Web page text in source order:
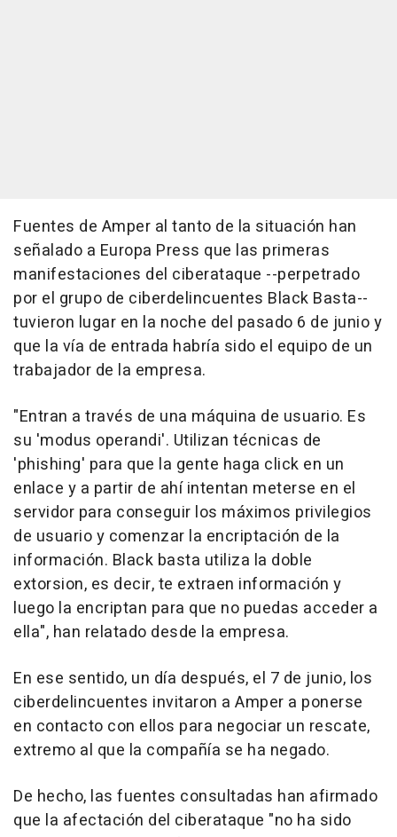
Fuentes de Amper al tanto de la situación han
señalado a Europa Press que las primeras
manifestaciones del ciberataque --perpetrado
por el grupo de ciberdelincuentes Black Basta--
tuvieron lugar en la noche del pasado 6 de junio y
que la vía de entrada habría sido el equipo de un
trabajador de la empresa.
"Entran a través de una máquina de usuario. Es
su 'modus operandi'. Utilizan técnicas de
'phishing' para que la gente haga click en un
enlace y a partir de ahí intentan meterse en el
servidor para conseguir los máximos privilegios
de usuario y comenzar la encriptación de la
información. Black basta utiliza la doble
extorsion, es decir, te extraen información y
luego la encriptan para que no puedas acceder a
ella", han relatado desde la empresa.
En ese sentido, un día después, el 7 de junio, los
ciberdelincuentes invitaron a Amper a ponerse
en contacto con ellos para negociar un rescate,
extremo al que la compañía se ha negado.
De hecho, las fuentes consultadas han afirmado
que la afectación del ciberataque "no ha sido